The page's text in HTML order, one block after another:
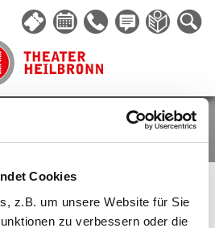
Cookies
z.B. um unsere Website für Sie
zu verbessern oder die
geboren. Von 1984 bis 1989 studierte er